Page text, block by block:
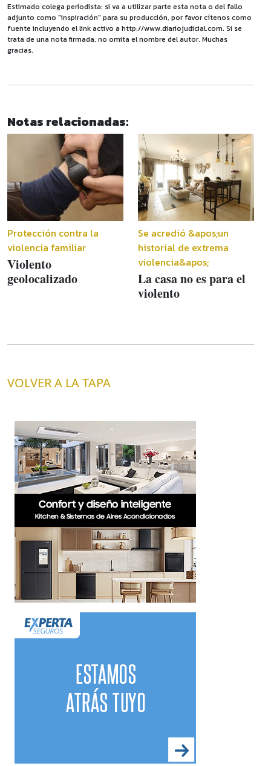
Estimado colega periodista: si va a utilizar parte esta nota o del fallo
adjunto como "inspiración" para su producción, por favor cítenos como
fuente incluyendo el link activo a http://www.diariojudicial.com. Si se
trata de una nota firmada, no omita el nombre del autor. Muchas
gracias.
Notas relacionadas:
Protección contra la
violencia familiar
Violento
geolocalizado
Se acredió &apos;un
historial de extrema
violencia&apos;
La casa no es para el
violento
VOLVER A LA TAPA